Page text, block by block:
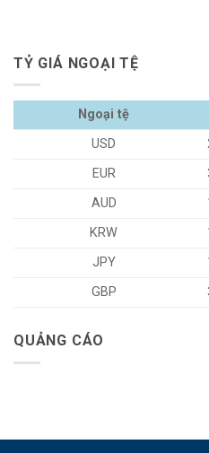
TỶ GIÁ NGOẠI TỆ
Ngoại tệ
USD
EUR
AUD
KRW
JPY
GBP
QUẢNG CÁO